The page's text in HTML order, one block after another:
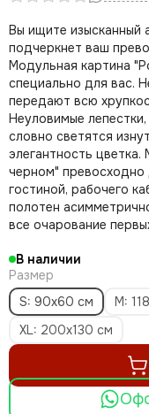
Вы ищите изысканный
подчеркнет ваш
Модульная картина
специально для вас.
передают всю
Неуловимые
словно светятся
элегантность
черном" превосходно
гостиной, рабочего
полотен
все очарование
В наличии
Размер
S: 90x60 см
M:
ХL: 200х130 см